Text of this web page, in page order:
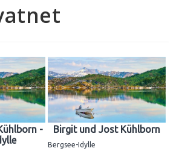
-
Birgit und Jost Kühlborn
Bergsee-Idylle